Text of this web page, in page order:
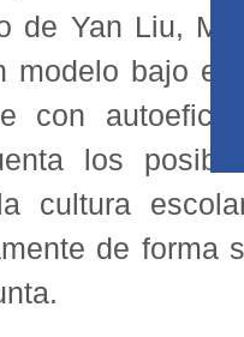
de Yan Liu,
modelo bajo el
con
los
cultura
de forma